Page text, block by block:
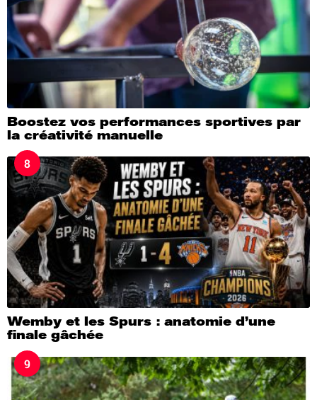
Boostez vos performances sportives par
la créativité manuelle
8
Wemby et les Spurs : anatomie d’une
finale gâchée
9